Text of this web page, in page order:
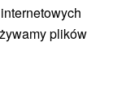
(1)
plików